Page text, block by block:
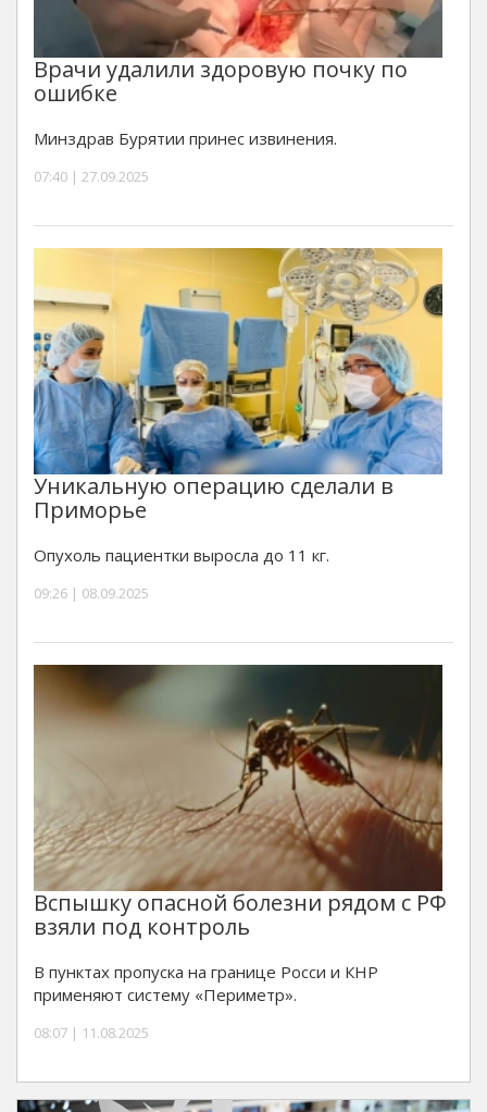
Врачи удалили здоровую почку по
ошибке
Минздрав Бурятии принес извинения.
07:40 | 27.09.2025
Уникальную операцию сделали в
Приморье
Опухоль пациентки выросла до 11 кг.
09:26 | 08.09.2025
Вспышку опасной болезни рядом с РФ
взяли под контроль
В пунктах пропуска на границе Росси и КНР
применяют систему «Периметр».
08:07 | 11.08.2025